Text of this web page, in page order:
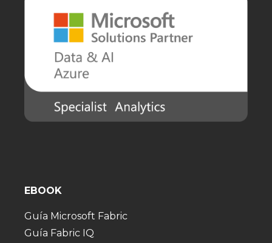
EBOOK
Guía Microsoft Fabric
Guía Fabric IQ